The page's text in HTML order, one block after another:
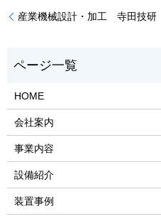
産業機械設計・加工 寺田技研
HOME
会社案内
事業内容
設備紹介
装置事例